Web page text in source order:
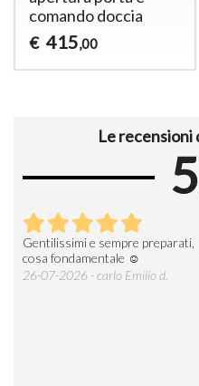
comando doccia
€ 415,00
Le
Gentilissimi e sempre preparati,
cosa fondamentale ☺️
26-07-2026 - carlo Emilio d.